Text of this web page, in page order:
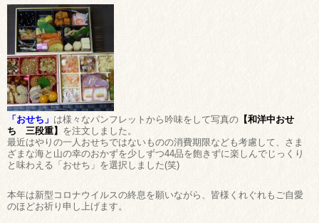
「おせち」 は様々なパンフレットから吟味をして写真の 【和洋中おせ
ち 三段重】 を注文しました。
最近はやりの一人おせちではないものの消費期限なども考慮して、さま
ざまな海と山の幸のおかずを少しずつ44品を飽きずに楽しんでじっくり
と味わえる「おせち」を選択しました(笑)
本年は新型コロナウイルスの終息を願いながら、皆様くれぐれもご自愛
のほどお祈り申し上げます。